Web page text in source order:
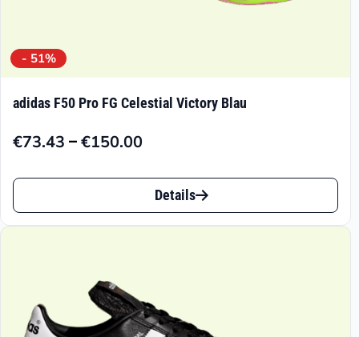
- 51%
adidas F50 Pro FG Celestial Victory Blau
€73.43 –€150.00
Preisspanne:
€150.00
Dieses
Produkt
auf.
Details